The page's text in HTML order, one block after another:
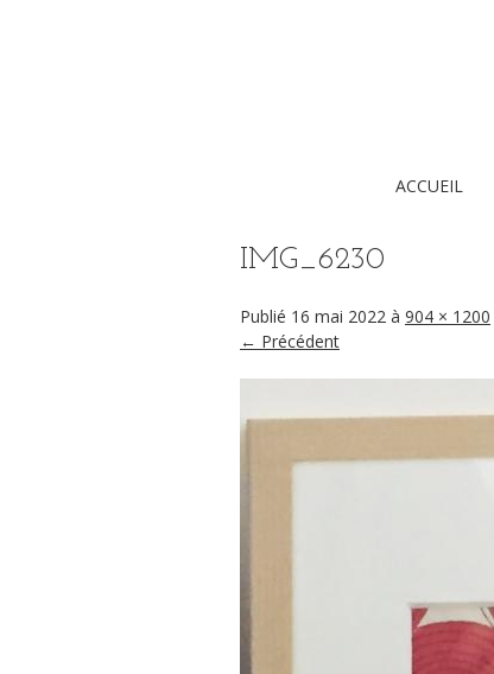
ACCUEIL
IMG_6230
Publié 16 mai 2022 à 904 × 1200
← Précédent